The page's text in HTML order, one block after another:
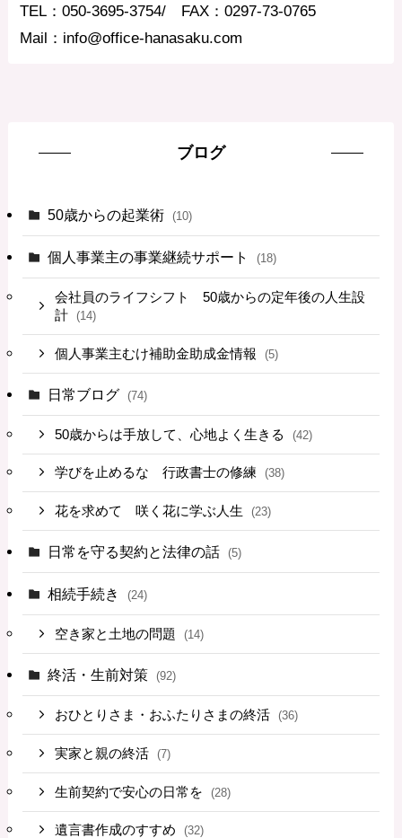
TEL：050-3695-3754/ FAX：0297-73-0765
Mail：info@office-hanasaku.com
ブログ
50歳からの起業術 (10)
個人事業主の事業継続サポート (18)
会社員のライフシフト 50歳からの定年後の人生設
計
(14)
個人事業主むけ補助金助成金情報 (5)
日常ブログ (74)
50歳からは手放して、心地よく生きる (42)
学びを止めるな 行政書士の修練 (38)
花を求めて 咲く花に学ぶ人生 (23)
日常を守る契約と法律の話 (5)
相続手続き (24)
空き家と土地の問題 (14)
終活・生前対策 (92)
おひとりさま・おふたりさまの終活 (36)
実家と親の終活 (7)
生前契約で安心の日常を (28)
遺言書作成のすすめ (32)